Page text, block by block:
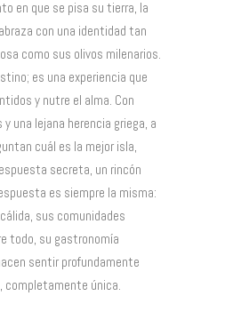
en que se pisa su tierra, la
con una identidad tan
como sus olivos milenarios.
es una experiencia que
y nutre el alma. Con
una lejana herencia griega, a
cuál es la mejor isla,
secreta, un rincón
es siempre la misma:
sus comunidades
todo, su gastronomía
sentir profundamente
completamente única.